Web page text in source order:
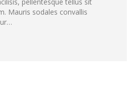
Mauris sodales convallis